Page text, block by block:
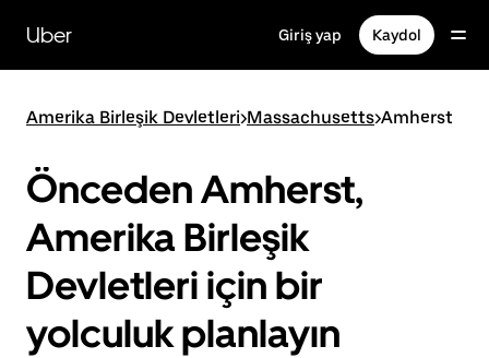
içeriğe
gidinUber Giriş yap Kaydol
Amerika Birleşik Devletleri>Massachusetts>Amherst
Önceden Amherst,
Amerika Birleşik
Devletleri için bir
yolculuk planlayın